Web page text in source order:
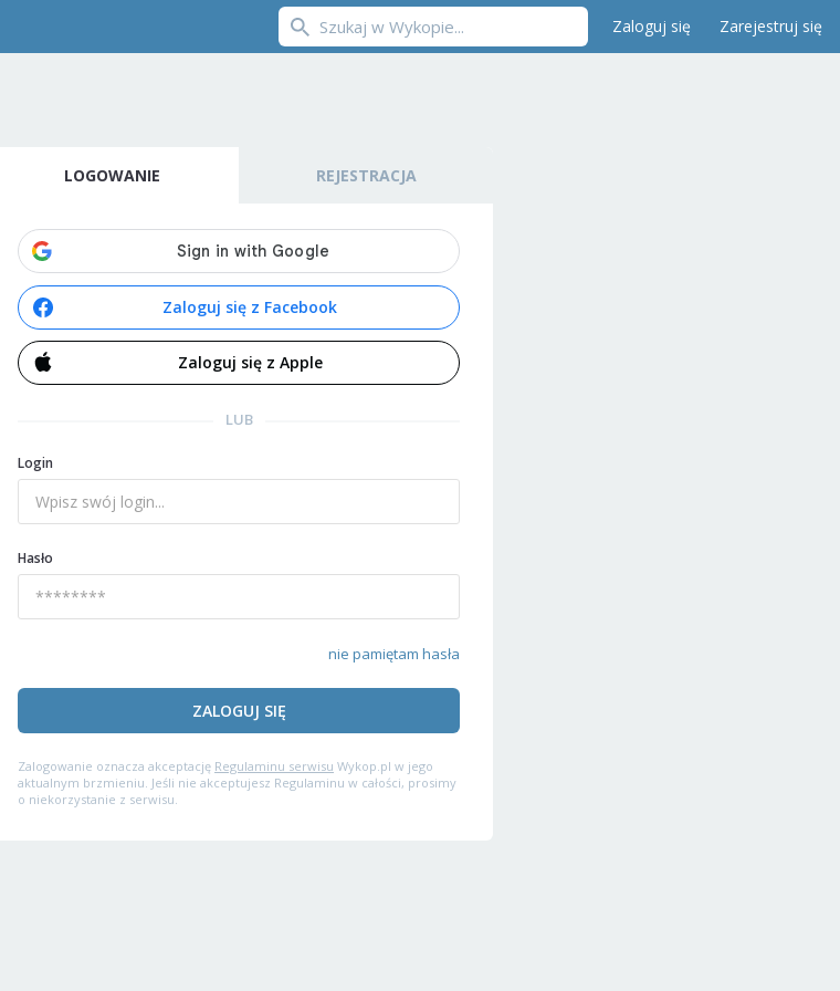
Zaloguj się Zarejestruj się
LOGOWANIE REJESTRACJA
Zaloguj się z Facebook
Zaloguj się z Apple
LUB
Login
Hasło
nie pamiętam hasła
ZALOGUJ SIĘ
Zalogowanie oznacza akceptację Regulaminu serwisu Wykop.pl w jego
aktualnym brzmieniu. Jeśli nie akceptujesz Regulaminu w całości, prosimy
o niekorzystanie z serwisu.